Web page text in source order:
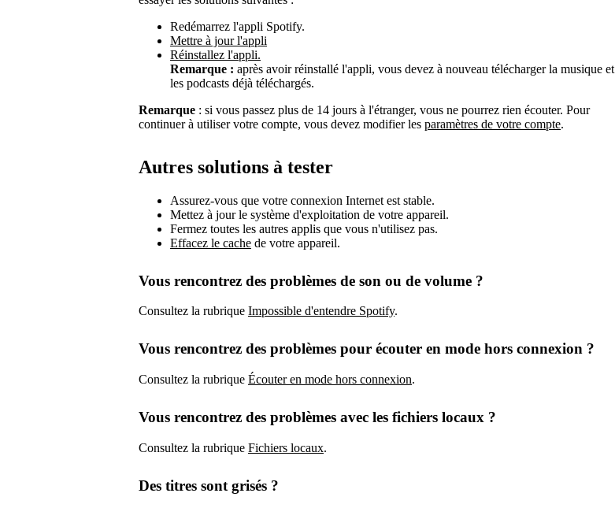
Redémarrez l'appli Spotify.
Mettre à jour l'appli
Réinstallez l'appli.
Remarque : après avoir réinstallé l'appli, vous devez à nouveau télécharger la musique et
les podcasts déjà téléchargés.
Remarque : si vous passez plus de 14 jours à l'étranger, vous ne pourrez rien écouter. Pour
continuer à utiliser votre compte, vous devez modifier les paramètres de votre compte.
Autres solutions à tester
Assurez-vous que votre connexion Internet est stable.
Mettez à jour le système d'exploitation de votre appareil.
Fermez toutes les autres applis que vous n'utilisez pas.
Effacez le cache de votre appareil.
Vous rencontrez des problèmes de son ou de volume ?
Consultez la rubrique Impossible d'entendre Spotify.
Vous rencontrez des problèmes pour écouter en mode hors connexion ?
Consultez la rubrique Écouter en mode hors connexion.
Vous rencontrez des problèmes avec les fichiers locaux ?
Consultez la rubrique Fichiers locaux.
Des titres sont grisés ?